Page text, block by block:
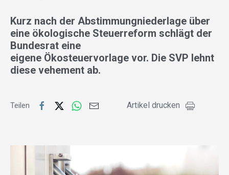
Kurz nach der Abstimmungniederlage über
eine ökologische Steuerreform schlägt der
Bundesrat eine
eigene Ökosteuervorlage vor. Die SVP lehnt
diese vehement ab.
Teilen Artikel drucken